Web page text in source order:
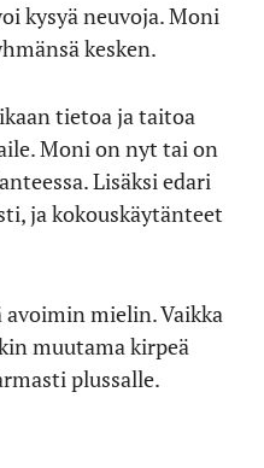
kysyä neuvoja.Moni
kesken.
tietoa ja taitoa
Moni on nyt tai on
Lisäksi edari
ja kokouskäytänteet
mielin. Vaikka
muutama kirpeä
plussalle.